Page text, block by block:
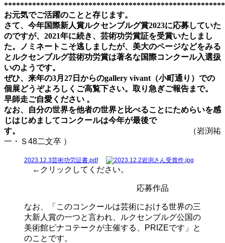
お元気でご活躍のことと存じます。
さて、今年国際新人賞ルクセンブルグ賞2023に応募していた
のですが、 2021年に続き、芸術功労賞証を受賞いたしまし
た。
ノミネートこそ逃しましたが、美大のページなどをみる
とルクセンブルグ芸術功労賞は著名な国際コンクール入選扱
いのようです。
ぜひ、来年の3月27日からのgallery vivant（小町通り）での
個展どうぞよろしくご高覧下さい。 取り急ぎご報告まで。
早師走ご自愛ください 。
なお、自分の世界を他者の世界と比べることにためらいを感
じはじめましてコンクールは今年が最後で
す。
（岩渕祐
一・Ｓ48二文卒 ）
2023.12.3芸術功労証書.pdf
←クリックしてください。
応募作品
なお、「このコンクールは芸術における世界の三
大新人賞の一つと言われ、ルクセンブルグ公国の
美術館ピナコテークが主催する、PRIZEです」と
のことです。